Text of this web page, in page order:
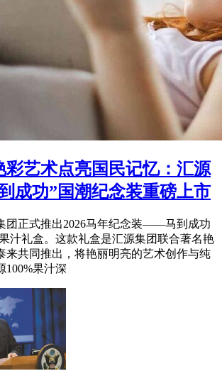
彩艺术点亮国民记忆：汇源
成功”国潮纪念装重磅上市
团正式推出2026马年纪念装——马到成功
汁礼盒。这款礼盒是汇源集团联合著名艳
来共同推出，将艳丽明亮的艺术创作与纯
100%果汁深